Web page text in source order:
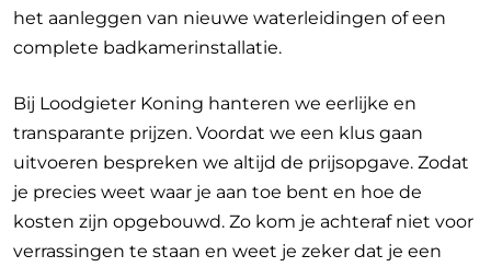
het aanleggen van nieuwe waterleidingen of een
complete badkamerinstallatie.
Bij Loodgieter Koning hanteren we eerlijke en
transparante prijzen. Voordat we een klus gaan
uitvoeren bespreken we altijd de prijsopgave. Zodat
je precies weet waar je aan toe bent en hoe de
kosten zijn opgebouwd. Zo kom je achteraf niet voor
verrassingen te staan en weet je zeker dat je een